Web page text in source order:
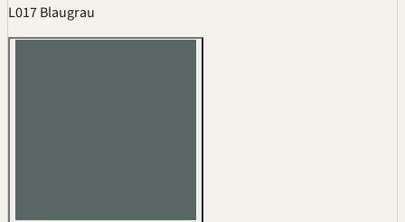
L017 Blaugrau